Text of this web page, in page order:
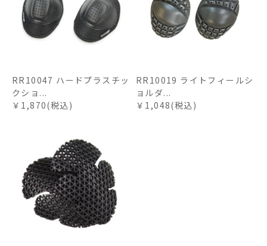
RR10047 ハードプラスチッ
クショ...
￥1,870(税込)
RR10019 ライトフィールシ
ョルダ...
￥1,048(税込)